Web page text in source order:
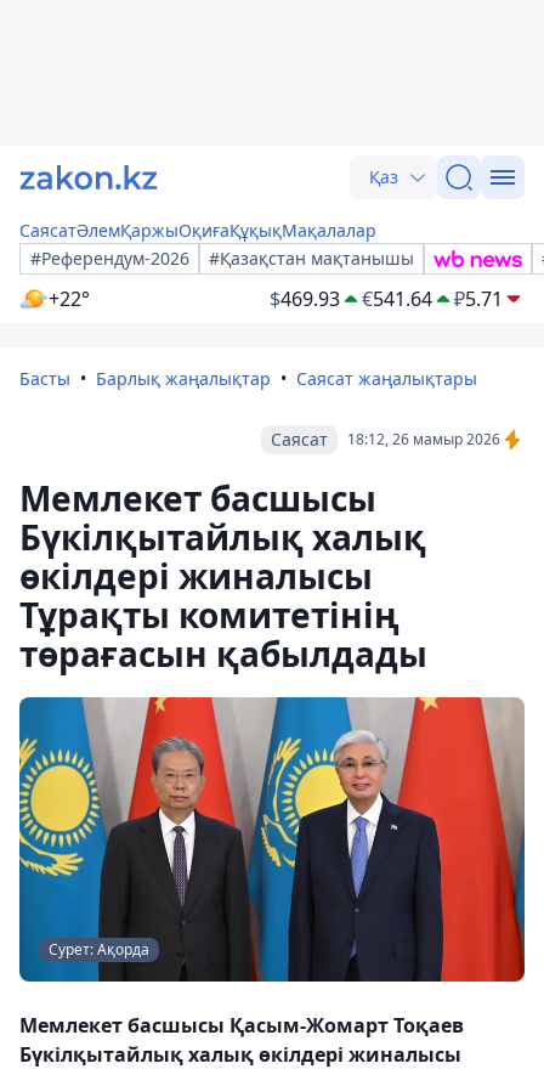
Қаз
СаясатӘлемҚаржыОқиғаҚұқықМақалалар
#Референдум-2026
#Қазақстан мақтанышы
+22° $469.93 €541.64 ₽5.71
Басты Барлық жаңалықтар Саясат жаңалықтары
18:12, 26 мамыр 2026
Саясат
Мемлекет басшысы
Бүкілқытайлық халық
өкілдері жиналысы
Тұрақты комитетінің
төрағасын қабылдады
Сурет: Ақорда
Мемлекет басшысы Қасым-Жомарт Тоқаев
Бүкілқытайлық халық өкілдері жиналысы